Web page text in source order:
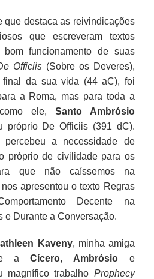
que destaca as reivindicações
que escreveram textos
funcionamento de suas
Officiis(Sobre os Deveres),
da sua vida (44 aC), foi
a Roma, mas para toda a
ele, Santo Ambrósio
próprio De Officiis (391 dC).
percebeu a necessidade de
próprio de civilidade para os
que não caíssemos na
apresentou o texto Regras
Decente na
e Durante a Conversação.
Kaveny, minha amiga
se aCícero, Ambrósio e
magnífico trabalho Prophecy